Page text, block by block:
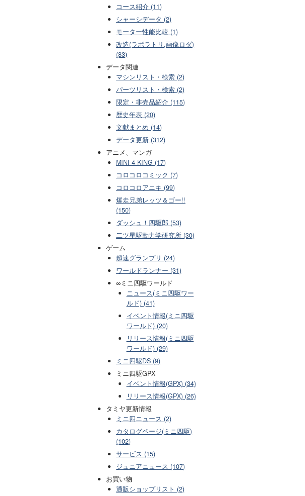
コース紹介 (11)
シャーシデータ (2)
モーター性能比較 (1)
改造(ラボラトリ,画像ロダ)
(83)
データ関連
マシンリスト・検索 (2)
パーツリスト・検索 (2)
限定・非売品紹介 (115)
歴史年表 (20)
文献まとめ (14)
データ更新 (312)
アニメ、マンガ
MINI 4 KING (17)
コロコロコミック (7)
コロコロアニキ (99)
爆走兄弟レッツ＆ゴー!!
(150)
ダッシュ！四駆郎 (53)
二ツ星駆動力学研究所 (30)
ゲーム
超速グランプリ (24)
ワールドランナー (31)
∞ミニ四駆ワールド
ニュース(ミニ四駆ワー
ルド) (41)
イベント情報(ミニ四駆
ワールド) (20)
リリース情報(ミニ四駆
ワールド) (29)
ミニ四駆DS (9)
ミニ四駆GPX
イベント情報(GPX) (34)
リリース情報(GPX) (26)
タミヤ更新情報
ミニ四ニュース (2)
カタログページ(ミニ四駆)
(102)
サービス (15)
ジュニアニュース (107)
お買い物
通販ショップリスト (2)